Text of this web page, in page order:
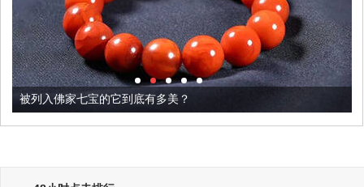
被列入佛家七宝的它到底有多美？